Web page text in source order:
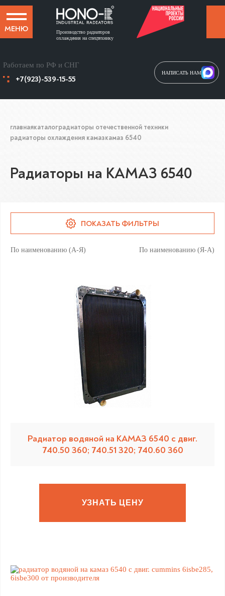
МЕНЮ
Производство радиаторов
охлаждения на спецтехнику
НАПИСАТЬ НАМ
Работаем по РФ и СНГ
+7(923)-539-15-55
главнаякаталоградиаторы отечественной техники
радиаторы охлаждения камазкамаз 6540
Радиаторы на КАМАЗ 6540
ПОКАЗАТЬ ФИЛЬТРЫ
По наименованию (А-Я) По наименованию (Я-А)
Радиатор водяной на КАМАЗ 6540 с двиг.
740.50 360; 740.51 320; 740.60 360
УЗНАТЬ ЦЕНУ